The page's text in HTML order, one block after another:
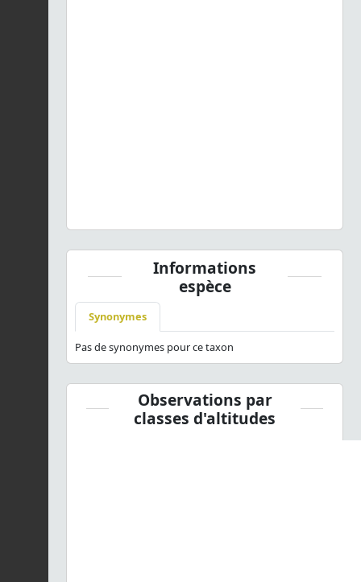
Informations
espèce
Synonymes
Pas de synonymes pour ce taxon
Observations par
classes d'altitudes